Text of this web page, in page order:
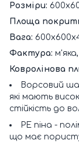
Розміри:
Площа
Вага:
Фактура:
Ковролінова
Ворсовий
які мають
стійкість до
РЕ піна -
що має